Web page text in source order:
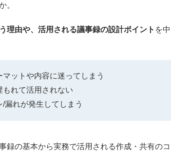
。
理由や、活用される議事録の設計ポイント を中
ットや内容に迷ってしまう
れて活用されない
漏れが発生してしまう
録の基本から実務で活用される作成・共有のコ